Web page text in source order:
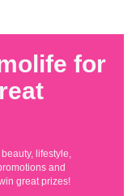
for
lifestyle,
and
great prizes!